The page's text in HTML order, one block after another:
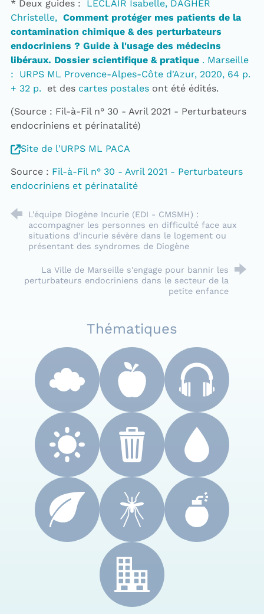
* Deux guides : LECLAIR Isabelle, DAGHER
Christelle, Comment protéger mes patients de la
contamination chimique & des perturbateurs
endocriniens ? Guide à l'usage des médecins
libéraux. Dossier scientifique & pratique . Marseille
: URPS ML Provence-Alpes-Côte d'Azur, 2020, 64 p.
+ 32 p.
et des cartes postales ont été édités.
(Source : Fil-à-Fil n° 30 - Avril 2021 - Perturbateurs
endocriniens et périnatalité)
Site de l'URPS ML PACA
Source : Fil-à-Fil n° 30 - Avril 2021 - Perturbateurs
endocriniens et périnatalité
L'équipe Diogène Incurie (EDI - CMSMH) :
accompagner les personnes en difficulté face aux
situations d'incurie sévère dans le logement ou
présentant des syndromes de Diogène
La Ville de Marseille s'engage pour bannir les
perturbateurs endocriniens dans le secteur de la
petite enfance
Thématiques